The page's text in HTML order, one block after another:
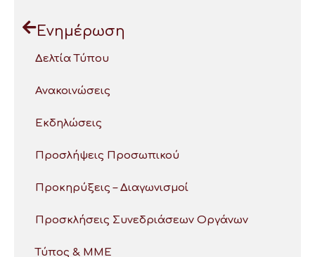
Ενημέρωση
Δελτία Τύπου
Ανακοινώσεις
Εκδηλώσεις
Προσλήψεις Προσωπικού
Προκηρύξεις – Διαγωνισμοί
Προσκλήσεις Συνεδριάσεων Οργάνων
Τύπος & ΜΜΕ